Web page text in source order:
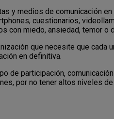
y medios de comunicación
cuestionarios,
con miedo, ansiedad, temor o
que necesite que cada
en definitiva.
de participación,
por no tener altos niveles